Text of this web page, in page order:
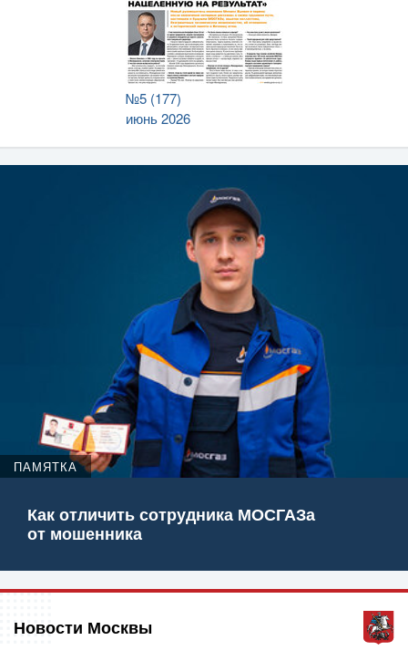
№5 (177)
июнь 2026
ПАМЯТКА
Как отличить сотрудника МОСГАЗа
от мошенника
Новости Москвы